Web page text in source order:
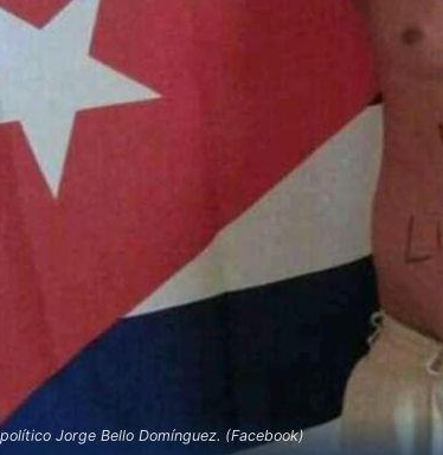
Jorge Bello Domínguez. (Facebook)